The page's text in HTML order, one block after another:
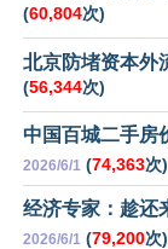
(60,804次)
北京防堵资本外
(56,344次)
中国百城二手房
2026/6/1 (74,363次)
经济专家：趁还
2026/6/1 (79,200次)